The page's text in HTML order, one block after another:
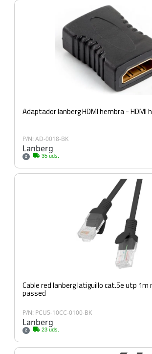
Adaptador lanberg
P/N: AD-0018-BK
Lanberg
2 35 uds.
Cable red lanberg latiguillo cat.5e utp 1m
passed
P/N: PCU5-10CC-0100-BK
Lanberg
2 23 uds.